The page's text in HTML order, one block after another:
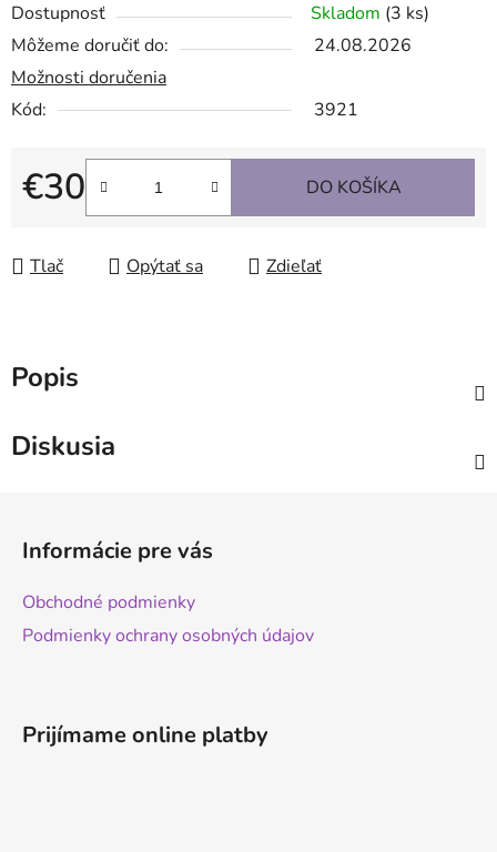
Dostupnosť Skladom (3 ks)
Môžeme doručiť do:
24.08.2026
Možnosti doručenia
Kód:
3921
€30
Jednotková cena:
DO KOŠÍKA
Tlač Opýtať sa Zdieľať
Popis
Diskusia
Informácie pre vás
Obchodné podmienky
Podmienky ochrany osobných údajov
Prijímame online platby